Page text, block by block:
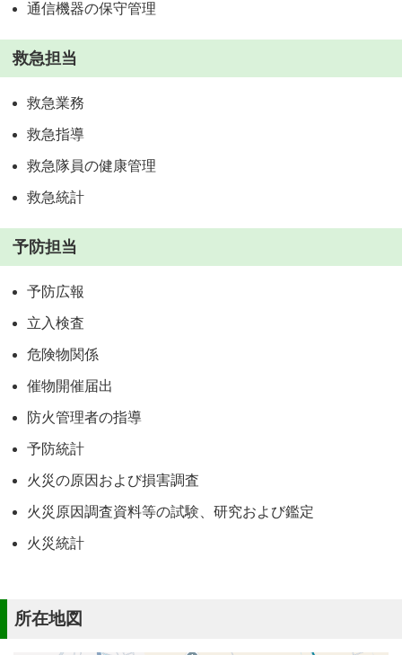
通信機器の保守管理
救急担当
救急業務
救急指導
救急隊員の健康管理
救急統計
予防担当
予防広報
立入検査
危険物関係
催物開催届出
防火管理者の指導
予防統計
火災の原因および損害調査
火災原因調査資料等の試験、研究および鑑定
火災統計
所在地図